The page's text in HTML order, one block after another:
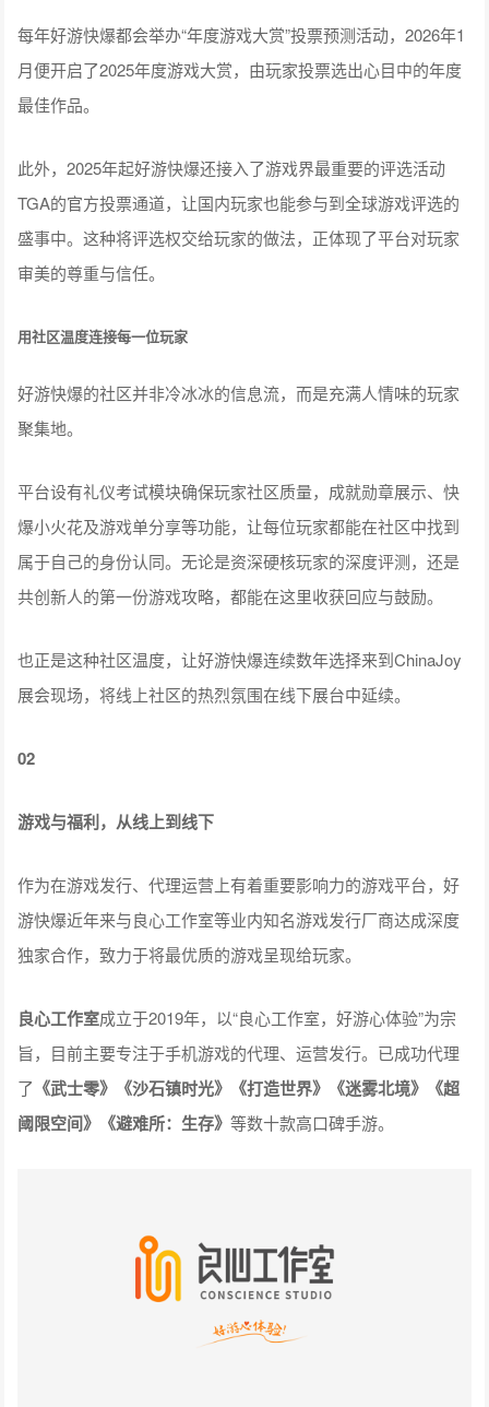
每年好游快爆都会举办“年度游戏大赏”投票预测活动，2026年1
月便开启了2025年度游戏大赏，由玩家投票选出心目中的年度
最佳作品。
此外，2025年起好游快爆还接入了游戏界最重要的评选活动
TGA的官方投票通道，让国内玩家也能参与到全球游戏评选的
盛事中。这种将评选权交给玩家的做法，正体现了平台对玩家
审美的尊重与信任。
用社区温度连接每一位玩家
好游快爆的社区并非冷冰冰的信息流，而是充满人情味的玩家
聚集地。
平台设有礼仪考试模块确保玩家社区质量，成就勋章展示、快
爆小火花及游戏单分享等功能，让每位玩家都能在社区中找到
属于自己的身份认同。无论是资深硬核玩家的深度评测，还是
共创新人的第一份游戏攻略，都能在这里收获回应与鼓励。
也正是这种社区温度，让好游快爆连续数年选择来到ChinaJoy
展会现场，将线上社区的热烈氛围在线下展台中延续。
02
游戏与福利，从线上到线下
作为在游戏发行、代理运营上有着重要影响力的游戏平台，好
游快爆近年来与良心工作室等业内知名游戏发行厂商达成深度
独家合作，致力于将最优质的游戏呈现给玩家。
良心工作室成立于2019年，以“良心工作室，好游心体验”为宗
旨，目前主要专注于手机游戏的代理、运营发行。已成功代理
了 《武士零》
《沙石镇时光》《打造世界》《迷雾北境》《超
阈限空间》《避难所：生存》等数十款高口碑手游。